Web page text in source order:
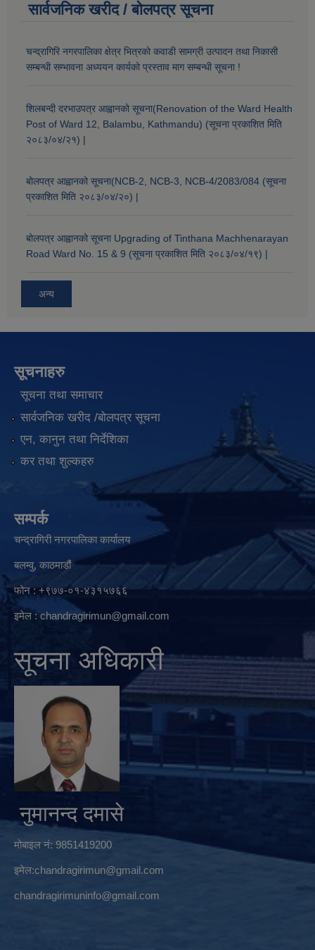
सार्वजनिक खरीद / बोलपत्र सूचना
चन्द्रागिरि नगरपालिका क्षेत्र भित्रको कवाडी सामग्री उत्पादन तथा निकासी
सम्बन्धी सम्भावना अध्ययन कार्यको प्रस्ताव माग सम्बन्धी सूचना !
शिलबन्दी दरभाउपत्र आह्वानको सूचना(Renovation of the Ward Health
Post of Ward 12, Balambu, Kathmandu) (सूचना प्रकाशित मिति
२०८३/०४/२१) |
बोलपत्र आह्वानको सूचना(NCB-2, NCB-3, NCB-4/2083/084 (सूचना
प्रकाशित मिति २०८३/०४/२०) |
बोलपत्र आह्वानको सूचना Upgrading of Tinthana Machhenarayan
Road Ward No. 15 & 9 (सूचना प्रकाशित मिति २०८३/०४/१९) |
अन्य
सूचनाहरु
सूचना तथा समाचार
सार्वजनिक खरीद /बोलपत्र सूचना
एन, कानुन तथा निर्देशिका
कर तथा शुल्कहरु
सम्पर्क
चन्द्रागिरी नगरपालिका कार्यालय
बलम्वु, काठमाडौं
फोन : +९७७-०१-४३१५७६६
इमेल :chandragirimun@gmail.com
सूचना अधिकारी
नुमानन्द दमासे
मोबाइल नं: 9851419200
इमेल:chandragirimun@gmail.com
chandragirimuninfo@gmail.com